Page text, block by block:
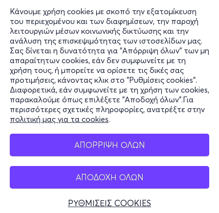
Κάνουμε χρήση cookies με σκοπό την εξατομίκευση
του περιεχομένου και των διαφημίσεων, την παροχή
λειτουργιών μέσων κοινωνικής δικτύωσης και την
ανάλυση της επισκεψιμότητας των ιστοσελίδων μας.
Σας δίνεται η δυνατότητα για "Απόρριψη όλων" των μη
απαραίτητων cookies, εάν δεν συμφωνείτε με τη
χρήση τους, ή μπορείτε να ορίσετε τις δικές σας
προτιμήσεις, κάνοντας κλικ στο "Ρυθμίσεις cookies".
Διαφορετικά, εάν συμφωνείτε με τη χρήση των cookies,
παρακαλούμε όπως επιλέξετε "Αποδοχή όλων".Για
περισσότερες σχετικές πληροφορίες, ανατρέξτε στην
πολιτική μας για τα cookies.
ΑΠΟΡΡΙΨΗ ΟΛΩΝ
ΑΠΟΔΟΧΗ ΟΛΩΝ
ΡΥΘΜΙΣΕΙΣ COOKIES
Πληροφορίες
Υποστήριξη
Stay Connected
Mobile app